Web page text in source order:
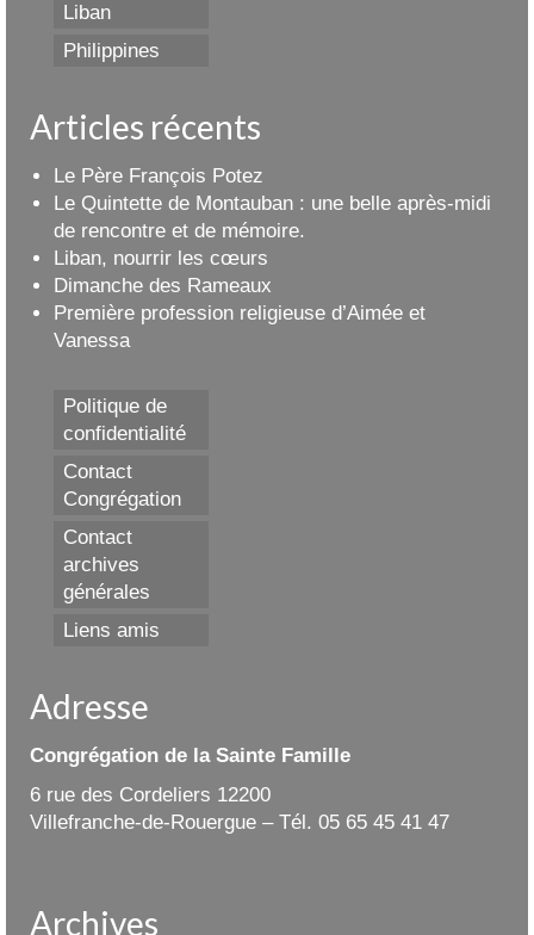
Liban
Philippines
Articles récents
Le Père François Potez
Le Quintette de Montauban : une belle après-midi
de rencontre et de mémoire.
Liban, nourrir les cœurs
Dimanche des Rameaux
Première profession religieuse d’Aimée et
Vanessa
Politique de
confidentialité
Contact
Congrégation
Contact
archives
générales
Liens amis
Adresse
Congrégation de la Sainte Famille
6 rue des Cordeliers 12200
Villefranche-de-Rouergue – Tél. 05 65 45 41 47
Archives